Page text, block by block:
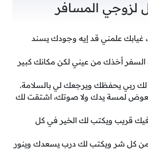
لزوجي المسافر
غيابك علمني قد إيه وجودك يسند
السفر أخذك من عيني لكن مكانك كبير
ربي يحفظك ويرجعك لي بالسلامة.
لمسة يدك ولا صوتك، اشتقت لك
فيك قريب ويكتب لك الخير في كل
كل شر ويكتب لك درب يسعدك وينور